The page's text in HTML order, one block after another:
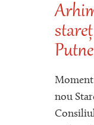
Moment
nou